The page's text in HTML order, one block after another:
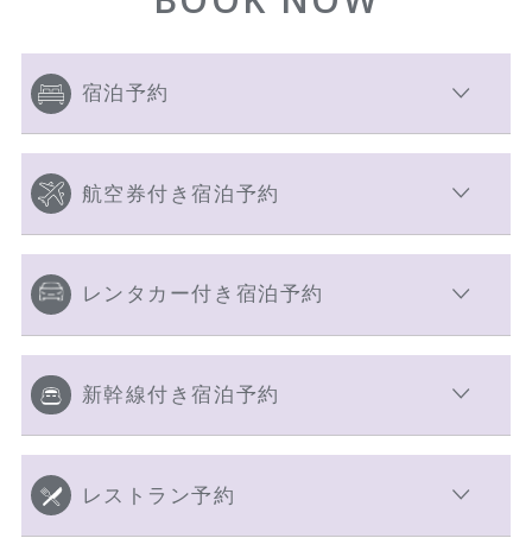
宿泊予約
航空券付き宿泊予約
レンタカー付き宿泊予約
新幹線付き宿泊予約
レストラン予約